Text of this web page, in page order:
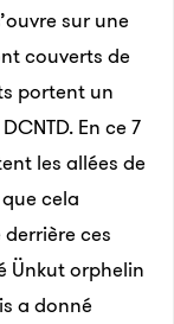
sur une
couverts de
portent un
En ce 7
les allées de
cela
ces
Ünkut orphelin
a donné